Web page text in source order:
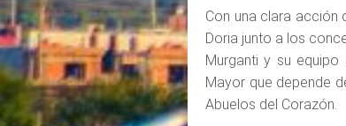
Con una clara acción
Doria junto a los
Murganti y su
Mayor que depende
Abuelos del Corazón.